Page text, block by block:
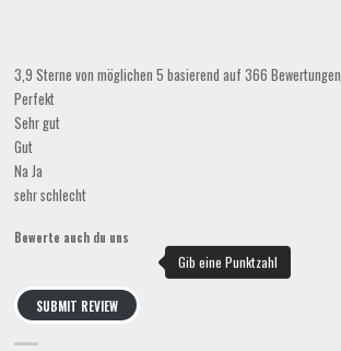
3,9 Sterne von möglichen 5 basierend auf 366 Bewertungen
Perfekt
Sehr gut
Gut
Na Ja
sehr schlecht
Bewerte auch du uns
SUBMIT REVIEW